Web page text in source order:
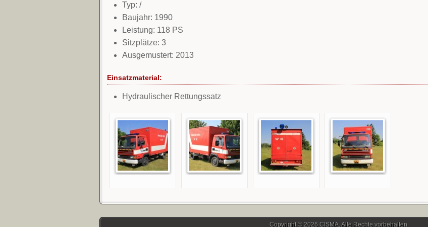
Typ: /
Baujahr: 1990
Leistung: 118 PS
Sitzplätze: 3
Ausgemustert: 2013
Einsatzmaterial:
Hydraulischer Rettungssatz
Copyright © 2026 CISMA. Alle Rechte vorbehalten.